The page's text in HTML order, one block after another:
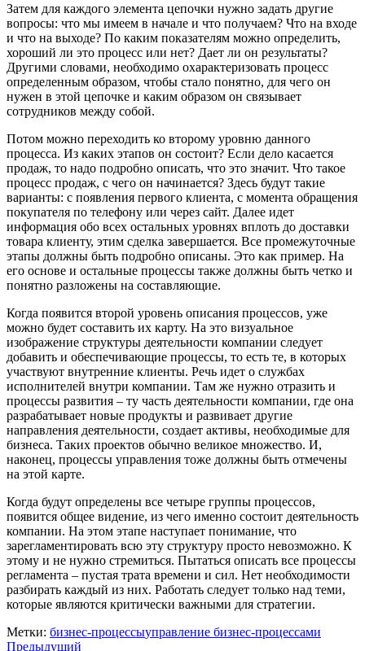
Затем для каждого элемента цепочки нужно задать другие
вопросы: что мы имеем в начале и что получаем? Что на входе
и что на выходе? По каким показателям можно определить,
хороший ли это процесс или нет? Дает ли он результаты?
Другими словами, необходимо охарактеризовать процесс
определенным образом, чтобы стало понятно, для чего он
нужен в этой цепочке и каким образом он связывает
сотрудников между собой.
Потом можно переходить ко второму уровню данного
процесса. Из каких этапов он состоит? Если дело касается
продаж, то надо подробно описать, что это значит. Что такое
процесс продаж, с чего он начинается? Здесь будут такие
варианты: с появления первого клиента, с момента обращения
покупателя по телефону или через сайт. Далее идет
информация обо всех остальных уровнях вплоть до доставки
товара клиенту, этим сделка завершается. Все промежуточные
этапы должны быть подробно описаны. Это как пример. На
его основе и остальные процессы также должны быть четко и
понятно разложены на составляющие.
Когда появится второй уровень описания процессов, уже
можно будет составить их карту. На это визуальное
изображение структуры деятельности компании следует
добавить и обеспечивающие процессы, то есть те, в которых
участвуют внутренние клиенты. Речь идет о службах
исполнителей внутри компании. Там же нужно отразить и
процессы развития – ту часть деятельности компании, где она
разрабатывает новые продукты и развивает другие
направления деятельности, создает активы, необходимые для
бизнеса. Таких проектов обычно великое множество. И,
наконец, процессы управления тоже должны быть отмечены
на этой карте.
Когда будут определены все четыре группы процессов,
появится общее видение, из чего именно состоит деятельность
компании. На этом этапе наступает понимание, что
зарегламентировать всю эту структуру просто невозможно. К
этому и не нужно стремиться. Пытаться описать все процессы
регламента – пустая трата времени и сил. Нет необходимости
разбирать каждый из них. Работать следует только над теми,
которые являются критически важными для стратегии.
Метки: бизнес-процессыуправление бизнес-процессами
Предыдущий